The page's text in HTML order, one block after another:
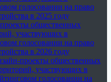
голосовании на право
в 2025 году
общественных
участвующих в
голосовании на право
в 2026 году
проекты общественных
участвующих в
голосовании на